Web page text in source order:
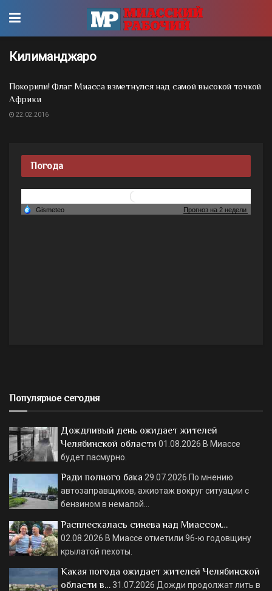
Килиманджаро
Покорили! Флаг Миасса взметнулся над самой высокой точкой
Африки
22.02.2016
Погода
Популярное сегодня
Дождливый день ожидает жителей
Челябинской области 01.08.2026 В Миассе
будет пасмурно.
Ради полного бака 29.07.2026 По мнению
автозаправщиков, ажиотаж вокруг ситуации с
бензином в немалой…
Расплескалась синева над Миассом…
02.08.2026 В Миассе отметили 96-ю годовщину
крылатой пехоты.
Какая погода ожидает жителей Челябинской
области в…31.07.2026 Дожди продолжат лить в